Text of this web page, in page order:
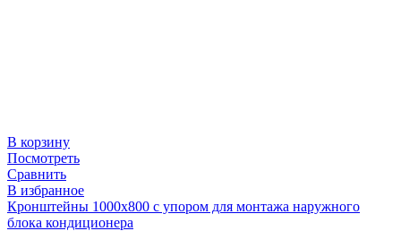
В корзину
Посмотреть
Сравнить
В избранное
Кронштейны 1000х800 с упором для монтажа наружного
блока кондиционера